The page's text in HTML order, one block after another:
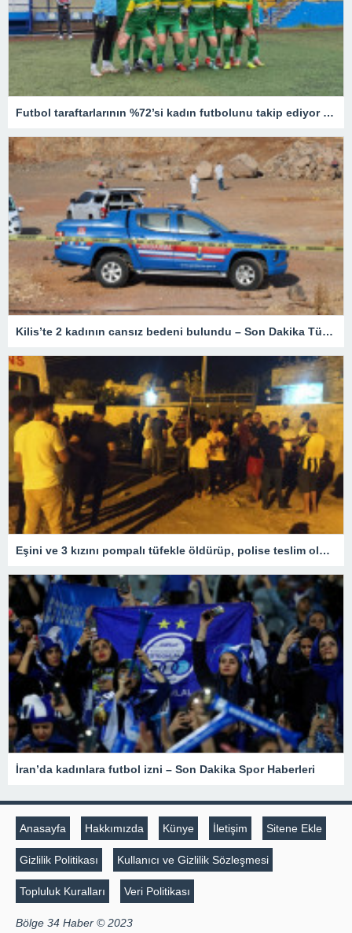
Futbol taraftarlarının %72’si kadın futbolunu takip ediyor – Son Dakika Spor Haberleri
Kilis’te 2 kadının cansız bedeni bulundu – Son Dakika Türkiye Haberleri
Eşini ve 3 kızını pompalı tüfekle öldürüp, polise teslim oldu – Son Dakika Türkiye Haberleri
İran’da kadınlara futbol izni – Son Dakika Spor Haberleri
Anasayfa Hakkımızda Künye İletişim Sitene Ekle
Gizlilik Politikası Kullanıcı ve Gizlilik Sözleşmesi
Topluluk Kuralları Veri Politikası
Bölge 34 Haber © 2023